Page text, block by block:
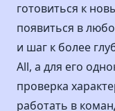
готовиться к
появиться в
и шаг к более
All, а для его
проверка
работать в